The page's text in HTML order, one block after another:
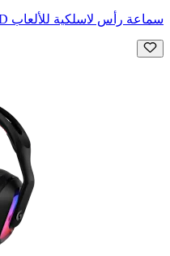
سماعة رأس لاسلكية للألعاب LIGHTSPEED